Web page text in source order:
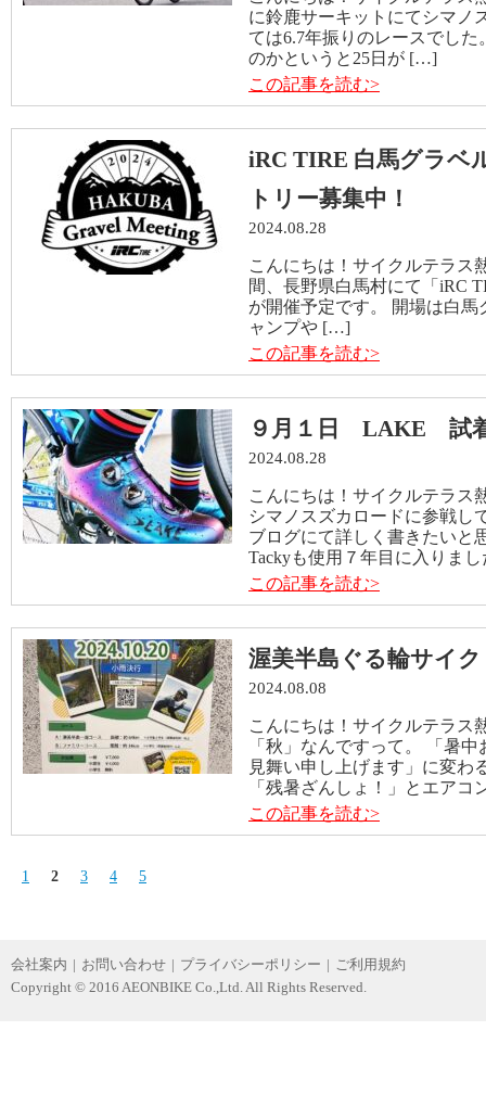
に鈴鹿サーキットにてシマノ
ては6.7年振りのレースでし
のかというと25日が […]
この記事を読む>
iRC TIRE 白馬グラ
トリー募集中！
2024.08.28
こんにちは！サイクルテラス
間、長野県白馬村にて「iRC
が開催予定です。 開場は白
ャンプや […]
この記事を読む>
９月１日 LAKE 試
2024.08.28
こんにちは！サイクルテラス
シマノスズカロードに参戦し
ブログにて詳しく書きたいと
Tackyも使用７年目に入りま
この記事を読む>
渥美半島ぐる輪サイ
2024.08.08
こんにちは！サイクルテラス
「秋」なんですって。 「暑
見舞い申し上げます」に変わ
「残暑ざんしょ！」とエア
この記事を読む>
1 2 3 4 5
会社案内 | お問い合わせ | プライバシーポリシー | ご利用規約
Copyright © 2016 AEONBIKE Co.,Ltd. All Rights Reserved.